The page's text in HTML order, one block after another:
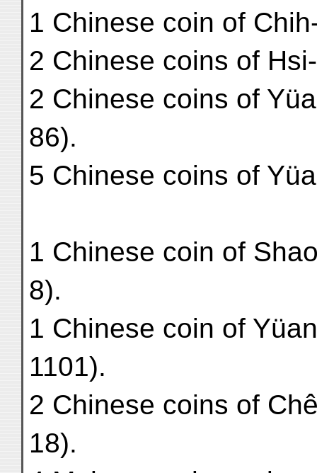
1 Chinese coin of
2 Chinese coins of
2 Chinese coins of
86).
5 Chinese coins of
1 Chinese coin of
8).
1 Chinese coin of
1101).
2 Chinese coins of
18).